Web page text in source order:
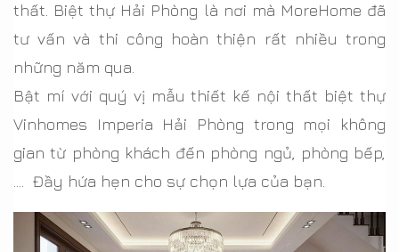
thất. Biệt thự Hải Phòng là nơi mà MoreHome đã
tư vấn và thi công hoàn thiện rất nhiều trong
những năm qua.
Bật mí với quý vị mẫu thiết kế nội thất biệt thự
Vinhomes Imperia Hải Phòng trong mọi không
gian từ phòng khách đến phòng ngủ, phòng bếp,
…. Đầy hứa hẹn cho sự chọn lựa của bạn.